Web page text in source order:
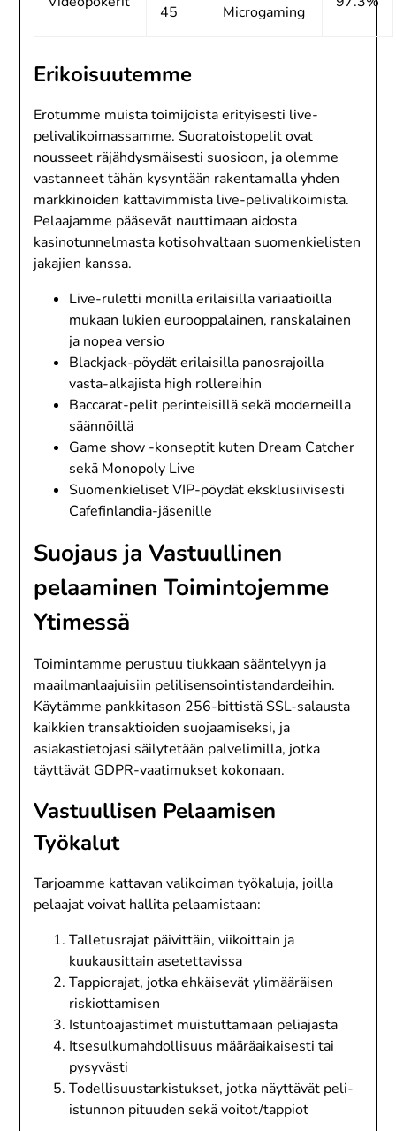
45
Microgaming
Erikoisuutemme
Erotumme muista toimijoista erityisesti live-
pelivalikoimassamme. Suoratoistopelit ovat
nousseet räjähdysmäisesti suosioon, ja olemme
vastanneet tähän kysyntään rakentamalla yhden
markkinoiden kattavimmista live-pelivalikoimista.
Pelaajamme pääsevät nauttimaan aidosta
kasinotunnelmasta kotisohvaltaan suomenkielisten
jakajien kanssa.
Live-ruletti monilla erilaisilla variaatioilla
mukaan lukien eurooppalainen, ranskalainen
ja nopea versio
Blackjack-pöydät erilaisilla panosrajoilla
vasta-alkajista high rollereihin
Baccarat-pelit perinteisillä sekä moderneilla
säännöillä
Game show -konseptit kuten Dream Catcher
sekä Monopoly Live
Suomenkieliset VIP-pöydät eksklusiivisesti
Cafefinlandia-jäsenille
Suojaus ja Vastuullinen
pelaaminen Toimintojemme
Ytimessä
Toimintamme perustuu tiukkaan sääntelyyn ja
maailmanlaajuisiin pelilisensointistandardeihin.
Käytämme pankkitason 256-bittistä SSL-salausta
kaikkien transaktioiden suojaamiseksi, ja
asiakastietojasi säilytetään palvelimilla, jotka
täyttävät GDPR-vaatimukset kokonaan.
Vastuullisen Pelaamisen
Työkalut
Tarjoamme kattavan valikoiman työkaluja, joilla
pelaajat voivat hallita pelaamistaan:
Talletusrajat päivittäin, viikoittain ja
kuukausittain asetettavissa
Tappiorajat, jotka ehkäisevät ylimääräisen
riskiottamisen
Istuntoajastimet muistuttamaan peliajasta
Itsesulkumahdollisuus määräaikaisesti tai
pysyvästi
Todellisuustarkistukset, jotka näyttävät peli-
istunnon pituuden sekä voitot/tappiot